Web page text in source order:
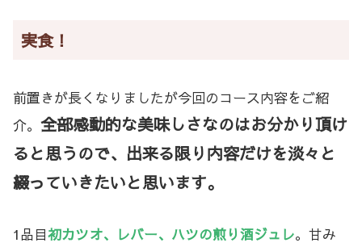
実食！
前置きが長くなりましたが今回のコース内容をご紹
介。 全部感動的な美味しさなのはお分かり頂け
ると思うので、出来る限り内容だけを淡々と
綴っていきたいと思います。
1品目初カツオ、レバー、ハツの煎り酒ジュレ。甘み